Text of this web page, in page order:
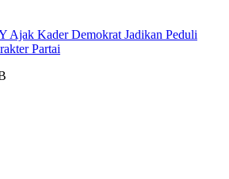
Ajak Kader Demokrat Jadikan Peduli
Partai